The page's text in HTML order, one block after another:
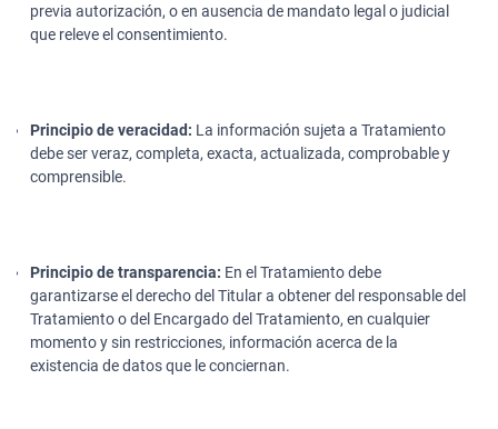
previa autorización, o en ausencia de mandato legal o judicial
que releve el consentimiento.
Principio de veracidad: La información sujeta a Tratamiento
debe ser veraz, completa, exacta, actualizada, comprobable y
comprensible.
Principio de transparencia: En el Tratamiento debe
garantizarse el derecho del Titular a obtener del responsable del
Tratamiento o del Encargado del Tratamiento, en cualquier
momento y sin restricciones, información acerca de la
existencia de datos que le conciernan.